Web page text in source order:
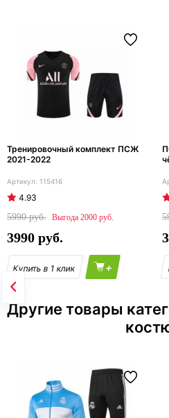
Тренировочный комплект ПСЖ
2021-2022
115416
4.93
5990
2000
3990
+
Другие товары